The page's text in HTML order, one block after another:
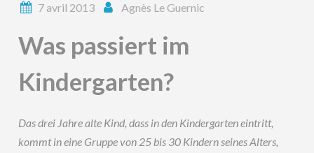
7 avril 2013 Agnès Le Guernic
Was passiert im
Kindergarten?
Das drei Jahre alte Kind, dass in den Kindergarten eintritt,
kommt in eine Gruppe von 25 bis 30 Kindern seines Alters,